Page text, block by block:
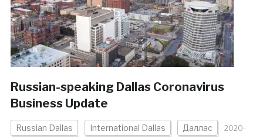
Russian-speaking Dallas Coronavirus
Business Update
Russian Dallas International Dallas Даллас
2020-